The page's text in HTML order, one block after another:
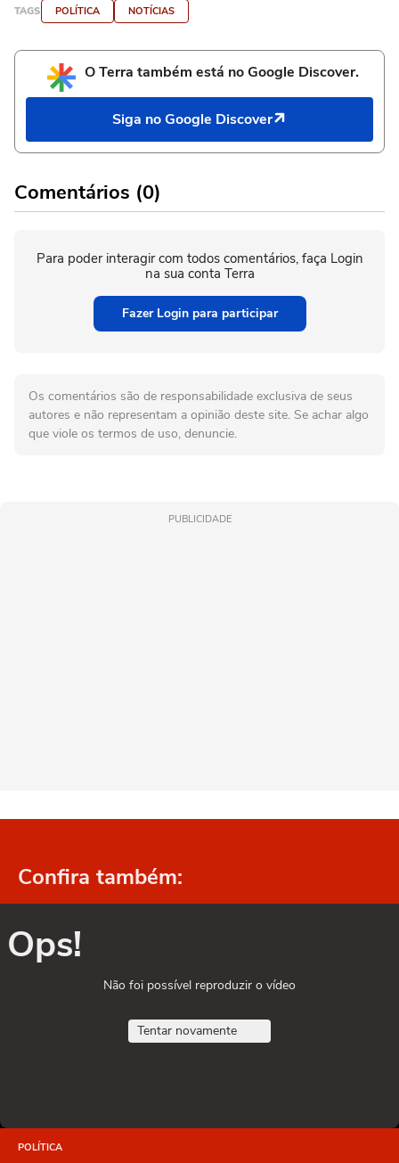
TAGS POLÍTICA NOTÍCIAS
O Terra também está no Google Discover.
Siga no Google Discover
Comentários (0)
Para poder interagir com todos comentários, faça Login
na sua conta Terra
Fazer Login para participar
Os comentários são de responsabilidade exclusiva de seus
autores e não representam a opinião deste site. Se achar algo
que viole os termos de uso, denuncie.
PUBLICIDADE
Confira também:
Ops!
Não foi possível reproduzir o vídeo
Tentar novamente
POLÍTICA